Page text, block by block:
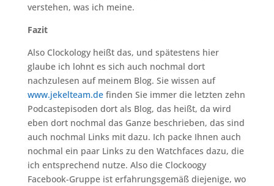
verstehen, was ich meine.
Fazit
Also Clockology heißt das, und spätestens hier
glaube ich lohnt es sich auch nochmal dort
nachzulesen auf meinem Blog. Sie wissen auf
www.jekelteam.definden Sie immer die letzten zehn
Podcastepisoden dort als Blog, das heißt, da wird
eben dort nochmal das Ganze beschrieben, das sind
auch nochmal Links mit dazu. Ich packe Ihnen auch
nochmal ein paar Links zu den Watchfaces dazu, die
ich entsprechend nutze. Also die Clockoogy
Facebook-Gruppe ist erfahrungsgemäß diejenige, wo